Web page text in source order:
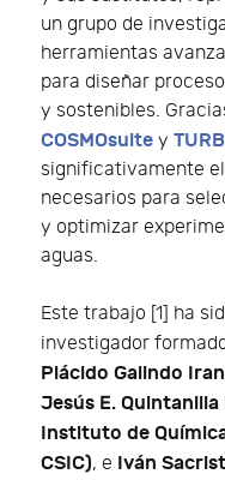
un grupo de
herramientas
para diseñar
y sostenibles.
COSMOsuite y
significativamente
necesarios para
y optimizar
aguas.
Este trabajo [1] ha
investigador
Plácido Galindo
Jesús E. Quintanilla
Instituto de
CSIC), e Iván